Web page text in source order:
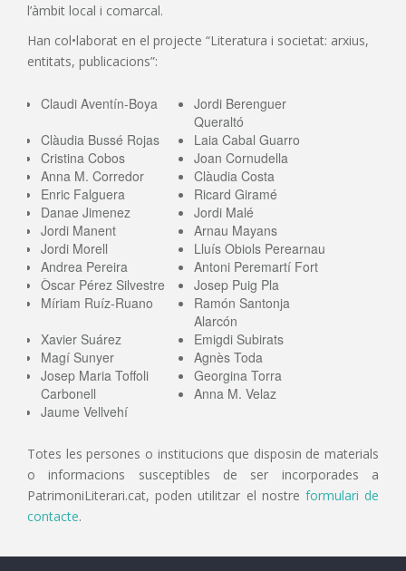
l’àmbit local i comarcal.
Han col•laborat en el projecte “Literatura i societat: arxius,
entitats, publicacions”:
Claudi Aventín-Boya
Jordi Berenguer
Queraltó
Clàudia Bussé Rojas
Laia Cabal Guarro
Cristina Cobos
Joan Cornudella
Anna M. Corredor
Clàudia Costa
Enric Falguera
Ricard Giramé
Danae Jimenez
Jordi Malé
Jordi Manent
Arnau Mayans
Jordi Morell
Lluís Obiols Perearnau
Andrea Pereira
Antoni Peremartí Fort
Òscar Pérez Silvestre
Josep Puig Pla
Míriam Ruíz-Ruano
Ramón Santonja
Alarcón
Xavier Suárez
Emigdi Subirats
Magí Sunyer
Agnès Toda
Josep Maria Toffoli
Carbonell
Georgina Torra
Anna M. Velaz
Jaume Vellvehí
Totes les persones o institucions que disposin de materials
o informacions susceptibles de ser incorporades a
PatrimoniLiterari.cat, poden utilitzar el nostre formulari de
contacte.